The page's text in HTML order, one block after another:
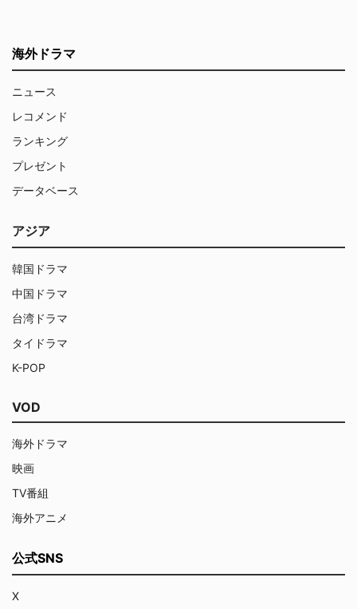
海外ドラマ
ニュース
レコメンド
ランキング
プレゼント
データベース
アジア
韓国ドラマ
中国ドラマ
台湾ドラマ
タイドラマ
K-POP
VOD
海外ドラマ
映画
TV番組
海外アニメ
公式SNS
X